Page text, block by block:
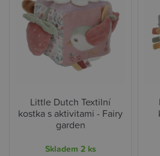
Little Dutch Textilní
kostka s aktivitami - Fairy
garden
Skladem 2 ks